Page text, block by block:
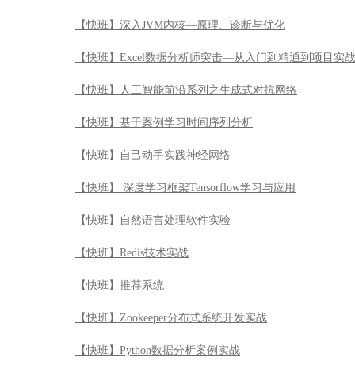
【快班】深入JVM内核—原理、诊断与优化
【快班】Excel数据分析师突击—从入门到精通到项目实战
【快班】人工智能前沿系列之生成式对抗网络
【快班】基于案例学习时间序列分析
【快班】自己动手实践神经网络
【快班】 深度学习框架Tensorflow学习与应用
【快班】自然语言处理软件实验
【快班】Redis技术实战
【快班】推荐系统
【快班】Zookeeper分布式系统开发实战
【快班】Python数据分析案例实战